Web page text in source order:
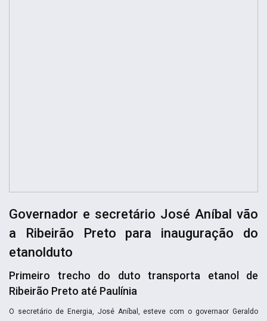
Governador e secretário José Aníbal vão
a Ribeirão Preto para inauguração do
etanolduto
Primeiro trecho do duto transporta etanol de
Ribeirão Preto até Paulínia
O secretário de Energia, José Aníbal, esteve com o governaor Geraldo